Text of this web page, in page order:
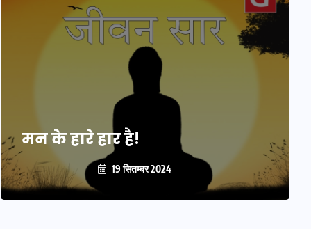
मन के हारे हार है!
19 सितम्बर 2024